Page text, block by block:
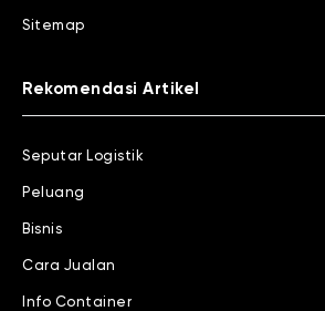
Sitemap
Rekomendasi Artikel
Seputar Logistik
Peluang
Bisnis
Cara Jualan
Info Container